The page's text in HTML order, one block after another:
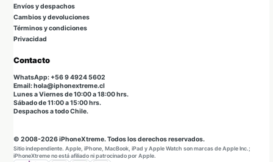
Envíos y despachos
Cambios y devoluciones
Términos y condiciones
Privacidad
Contacto
WhatsApp: +56 9 4924 5602
Email: hola@iphonextreme.cl
Lunes a Viernes de 10:00 a 18:00 hrs.
Sábado de 11:00 a 15:00 hrs.
Despachos a todo Chile.
© 2008-2026 iPhoneXtreme. Todos los derechos reservados.
Sitio independiente. Apple, iPhone, MacBook, iPad y Apple Watch son marcas de Apple Inc.;
iPhoneXtreme no está afiliado ni patrocinado por Apple.